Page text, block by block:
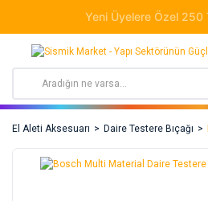
El Aleti Aksesuarı Daire Testere Bıçağı